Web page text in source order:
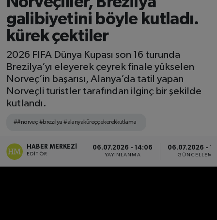
galibiyetini böyle kutladı.
kürek çektiler
2026 FIFA Dünya Kupası son 16 turunda
Brezilya’yı eleyerek çeyrek finale yükselen
Norveç’in başarısı, Alanya’da tatil yapan
Norveçli turistler tarafından ilginç bir şekilde
kutlandı.
##norveç #brezilya #alanyaküreççekerekkutlama
HABER MERKEZI
EDITÖR
06.07.2026 - 14:06
YAYINLANMA
06.07.2026 -
GÜNCELLEME